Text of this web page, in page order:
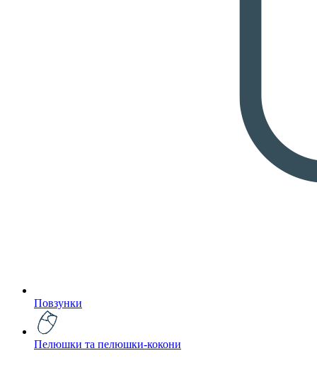
Повзунки
Пелюшки та пелюшки-кокони